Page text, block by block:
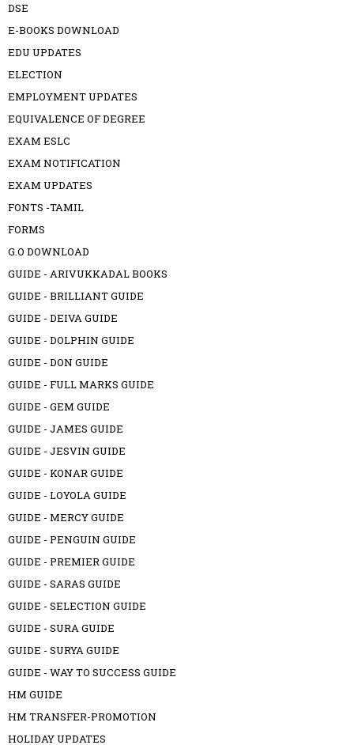
DSE
E-BOOKS DOWNLOAD
EDU UPDATES
ELECTION
EMPLOYMENT UPDATES
EQUIVALENCE OF DEGREE
EXAM ESLC
EXAM NOTIFICATION
EXAM UPDATES
FONTS -TAMIL
FORMS
G.O DOWNLOAD
GUIDE - ARIVUKKADAL BOOKS
GUIDE - BRILLIANT GUIDE
GUIDE - DEIVA GUIDE
GUIDE - DOLPHIN GUIDE
GUIDE - DON GUIDE
GUIDE - FULL MARKS GUIDE
GUIDE - GEM GUIDE
GUIDE - JAMES GUIDE
GUIDE - JESVIN GUIDE
GUIDE - KONAR GUIDE
GUIDE - LOYOLA GUIDE
GUIDE - MERCY GUIDE
GUIDE - PENGUIN GUIDE
GUIDE - PREMIER GUIDE
GUIDE - SARAS GUIDE
GUIDE - SELECTION GUIDE
GUIDE - SURA GUIDE
GUIDE - SURYA GUIDE
GUIDE - WAY TO SUCCESS GUIDE
HM GUIDE
HM TRANSFER-PROMOTION
HOLIDAY UPDATES